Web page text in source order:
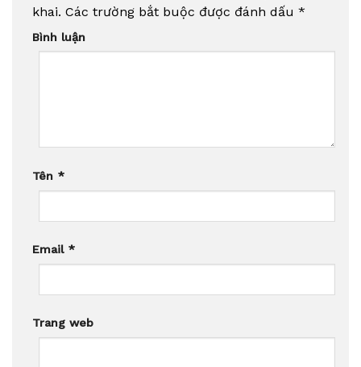
khai. Các trường bắt buộc được đánh dấu *
Bình luận
Tên *
Email *
Trang web